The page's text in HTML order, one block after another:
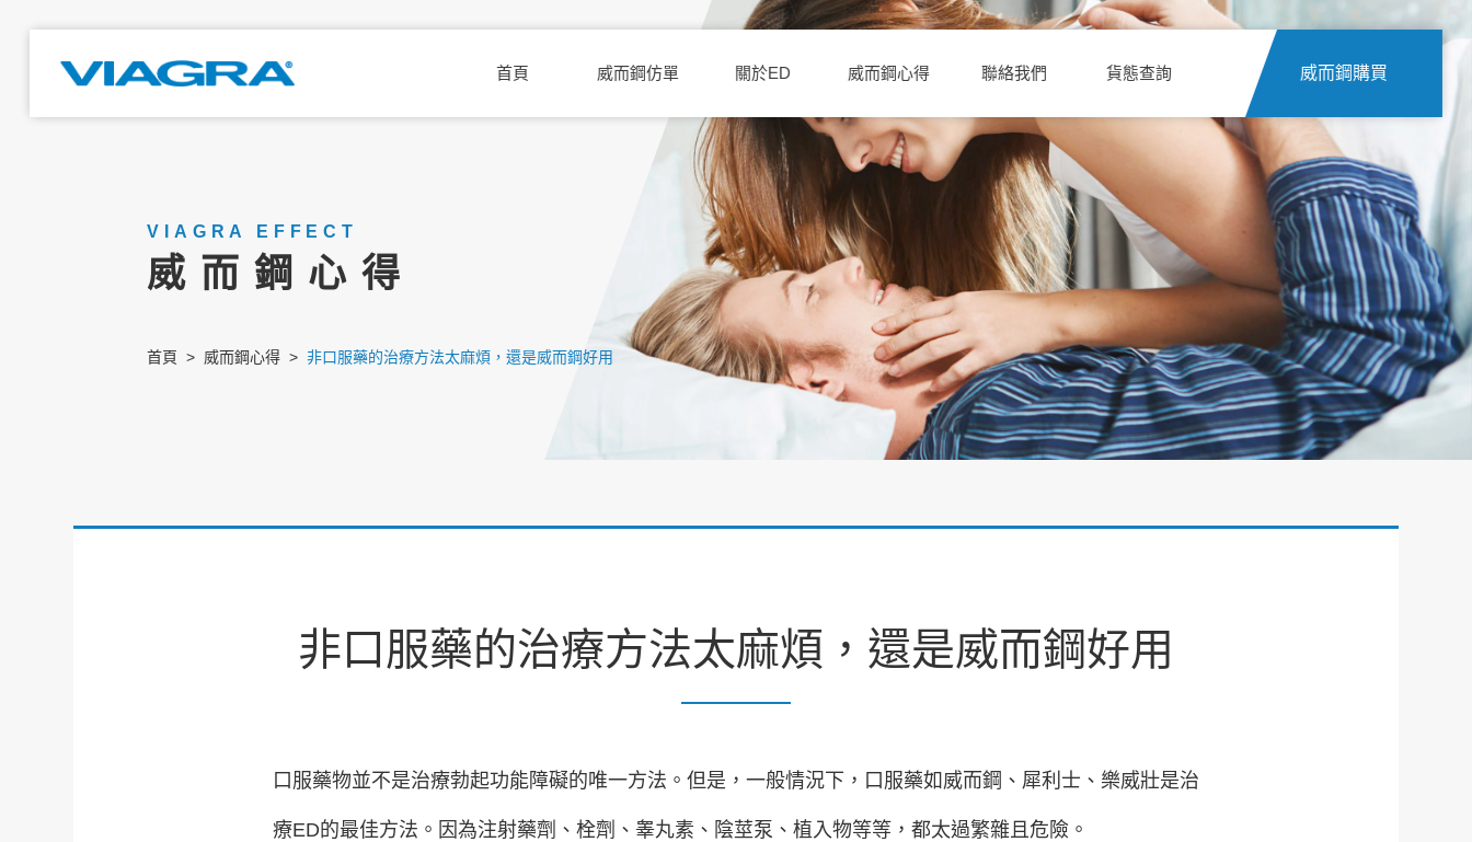
首頁 威而鋼仿單 關於ED 威而鋼心得 聯絡我們 貨態查詢 威而鋼購買
VIAGRA EFFECT
威而鋼心得
首頁 威而鋼心得 非口服藥的治療方法太麻煩，還是威而鋼好用
非口服藥的治療方法太麻煩，還是威而鋼好用
口服藥物並不是治療勃起功能障礙的唯一方法。但是，一般情況下，口服藥如威而鋼、犀利士、樂威壯是治
療ED的最佳方法。因為注射藥劑、栓劑、睾丸素、陰莖泵、植入物等等，都太過繁雜且危險。